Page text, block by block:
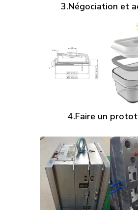
3.Négociation et
4.Faire un